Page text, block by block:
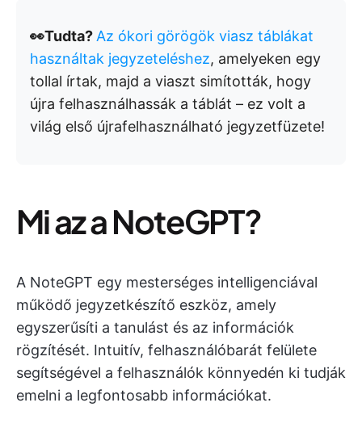
👀Tudta? Az ókori görögök viasz táblákat
használtak jegyzeteléshez, amelyeken egy
tollal írtak, majd a viaszt simították, hogy
újra felhasználhassák a táblát – ez volt a
világ első újrafelhasználható jegyzetfüzete!
Mi az a NoteGPT?
A NoteGPT egy mesterséges intelligenciával
működő jegyzetkészítő eszköz, amely
egyszerűsíti a tanulást és az információk
rögzítését. Intuitív, felhasználóbarát felülete
segítségével a felhasználók könnyedén ki tudják
emelni a legfontosabb információkat.